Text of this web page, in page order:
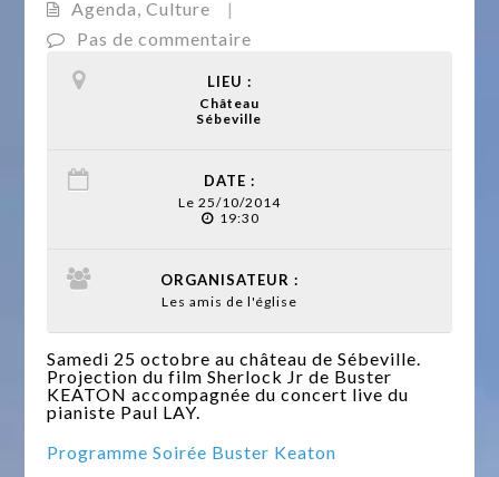
Agenda,Culture
|
Pas de commentaire
LIEU :
Château
Sébeville
DATE :
Le 25/10/2014
19:30
ORGANISATEUR :
Les amis de l'église
Samedi 25 octobre au château de Sébeville.
Projection du film Sherlock Jr de Buster
KEATON accompagnée du concert live du
pianiste Paul LAY.
Programme Soirée Buster Keaton